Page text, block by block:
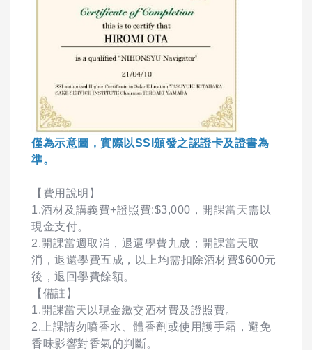
僅為示意圖，實際以SSI頒發之認證卡及證書為
準。
【費用說明】
1.酒材及講義費+證照費:$3,000，開課當天需以
現金支付。
2.開課當週取消，退還學費九成；開課當天取
消，退還學費五成，以上均需扣除酒材費$600元
後，退回學費餘額。
【備註】
1.開課當天以現金繳交酒材費及證照費。
2.上課請勿噴香水、體香劑或使用護手霜，避免
香味影響對香氣的判斷。